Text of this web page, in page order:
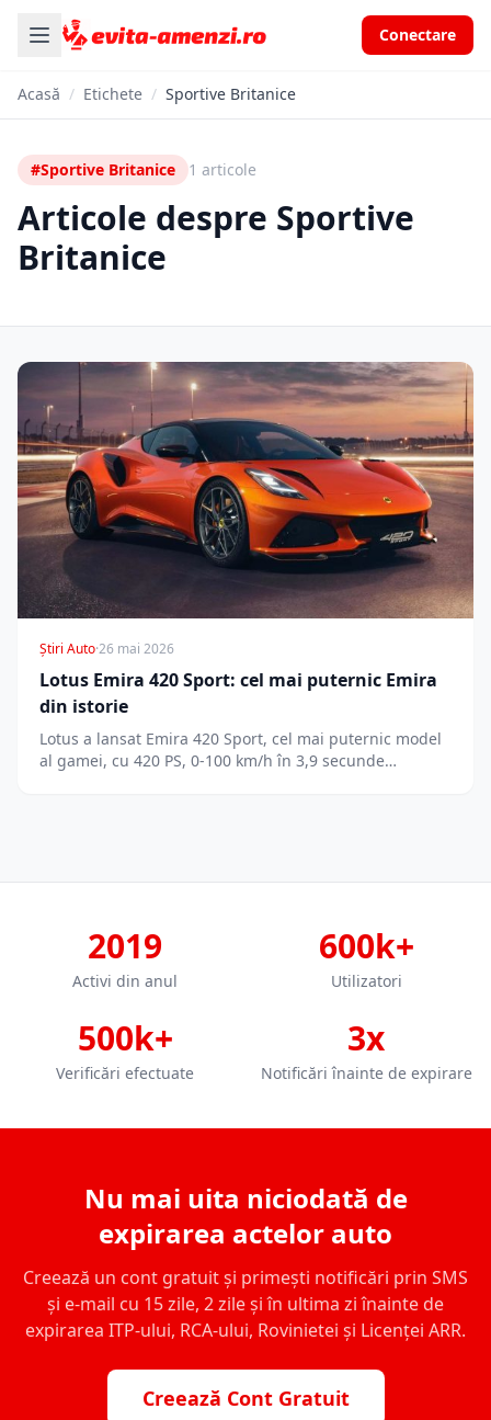
Conectare
Acasă / Etichete / Sportive Britanice
#Sportive Britanice 1 articole
Articole despre Sportive
Britanice
Știri Auto·26 mai 2026
Lotus Emira 420 Sport: cel mai puternic Emira
din istorie
Lotus a lansat Emira 420 Sport, cel mai puternic model
al gamei, cu 420 PS, 0-100 km/h în 3,9 secunde…
2019
Activi din anul
600k+
Utilizatori
500k+
Verificări efectuate
3x
Notificări înainte de expirare
Nu mai uita niciodată de
expirarea actelor auto
Creează un cont gratuit și primești notificări prin SMS
și e-mail cu 15 zile, 2 zile și în ultima zi înainte de
expirarea ITP-ului, RCA-ului, Rovinietei și Licenței ARR.
Creează Cont Gratuit